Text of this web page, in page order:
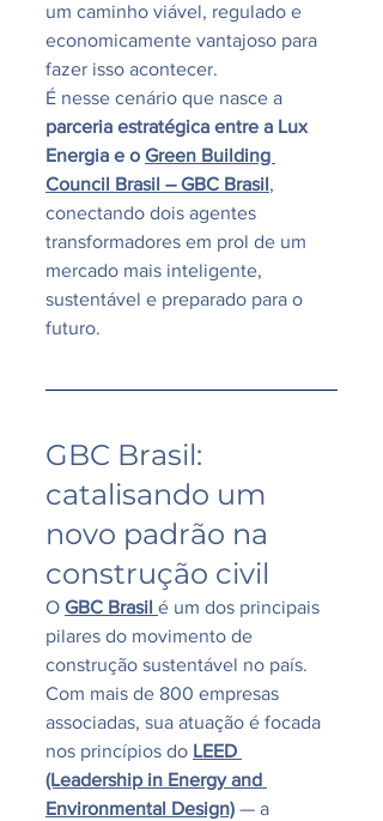
um caminho viável, regulado e
economicamente vantajoso para
fazer isso acontecer.
É nesse cenário que nasce a
parceria estratégica entre a Lux
Energia e o Green Building
Council Brasil – GBC Brasil,
conectando dois agentes
transformadores em prol de um
mercado mais inteligente,
sustentável e preparado para o
futuro.
GBC Brasil:
catalisando um
novo padrão na
construção civil
O GBC Brasil é um dos principais
pilares do movimento de
construção sustentável no país.
Com mais de 800 empresas
associadas, sua atuação é focada
nos princípios do LEED
(Leadership in Energy and
Environmental Design) — a